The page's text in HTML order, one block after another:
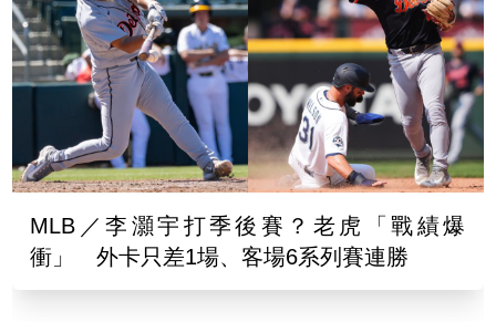
MLB／李灝宇打季後賽？老虎「戰績爆
衝」 外卡只差1場、客場6系列賽連勝